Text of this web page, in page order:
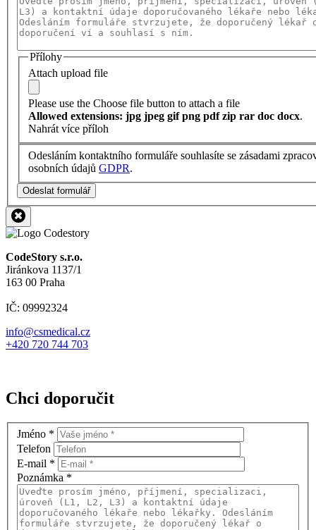
Přílohy
Attach upload file
Please use the Choose file button to attach a file
Allowed extensions: jpg jpeg gif png pdf zip rar doc docx.
Nahrát více příloh
Odesláním kontaktního formuláře souhlasíte se zásadami
osobních údajů GDPR.
Odeslat formulář
CodeStory s.r.o.
Jiránkova 1137/1
163 00 Praha
IČ: 09992324
info@csmedical.cz
+420 720 744 703
Chci doporučit
Jméno *
Telefon
E-mail *
Poznámka *